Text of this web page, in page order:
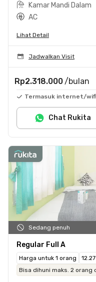
Kamar Mandi Dalam
AC
Lihat Detail
Jadwalkan Visit
Rp2.318.000 /bulan
Termasuk internet/
Chat Rukita
Sedang penuh
Regular Full A
Harga untuk 1 orang
Bisa dihuni maks. 2 orang